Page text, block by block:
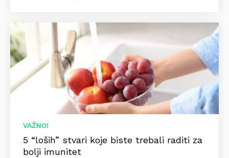
VAŽNO!
5 “loših” stvari koje biste trebali raditi za
bolji imunitet